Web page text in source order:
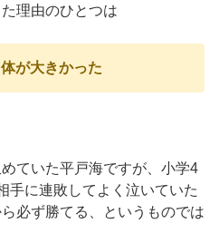
理由のひとつは
が大きかった
ていた平戸海ですが、小学4
手に連敗してよく泣いていた
必ず勝てる、というものでは